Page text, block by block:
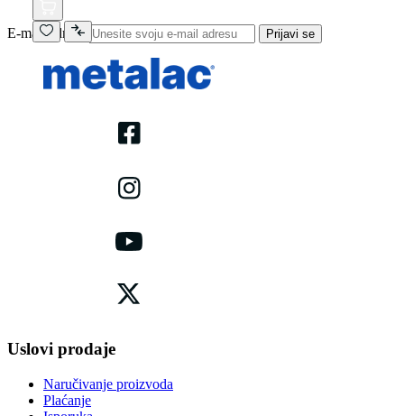
E-mail adresa Prijavi se
Uslovi prodaje
Naručivanje proizvoda
Plaćanje